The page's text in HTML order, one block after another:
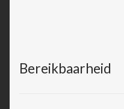
Bereikbaarheid